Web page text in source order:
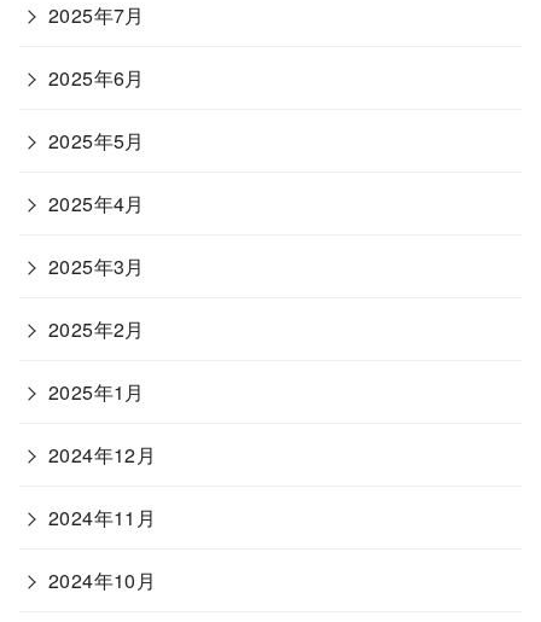
2025年7月
2025年6月
2025年5月
2025年4月
2025年3月
2025年2月
2025年1月
2024年12月
2024年11月
2024年10月